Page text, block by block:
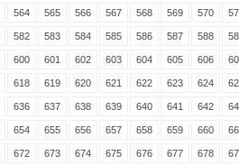
564 565 566 567 568 569 570
582 583 584 585 586 587 588
600 601 602 603 604 605 606
618 619 620 621 622 623 624
636 637 638 639 640 641 642
654 655 656 657 658 659 660
672 673 674 675 676 677 678